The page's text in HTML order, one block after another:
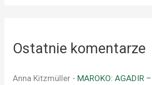
Ostatnie komentarze
Anna Kitzmüller - MAROKO: AGADIR